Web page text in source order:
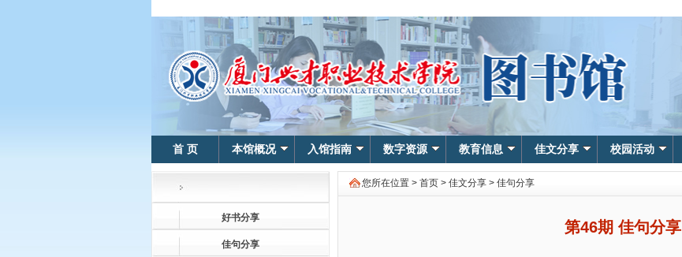
首 页 本馆概况 入馆指南 数字资源 教育信息 佳文分享 校园活动
好书分享
佳句分享
您所在位置 > 首页 > 佳文分享 > 佳句分享
第46期 佳句分享